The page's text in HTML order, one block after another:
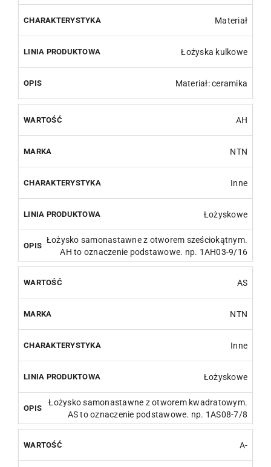
Materiał
Łożyska kulkowe
Materiał: ceramika
AH
NTN
Inne
Łożyskowe
Łożysko samonastawne z otworem sześciokątnym.
AH to oznaczenie podstawowe. np. 1AH03-9/16
AS
NTN
Inne
Łożyskowe
Łożysko samonastawne z otworem kwadratowym.
AS to oznaczenie podstawowe. np. 1AS08-7/8
A-